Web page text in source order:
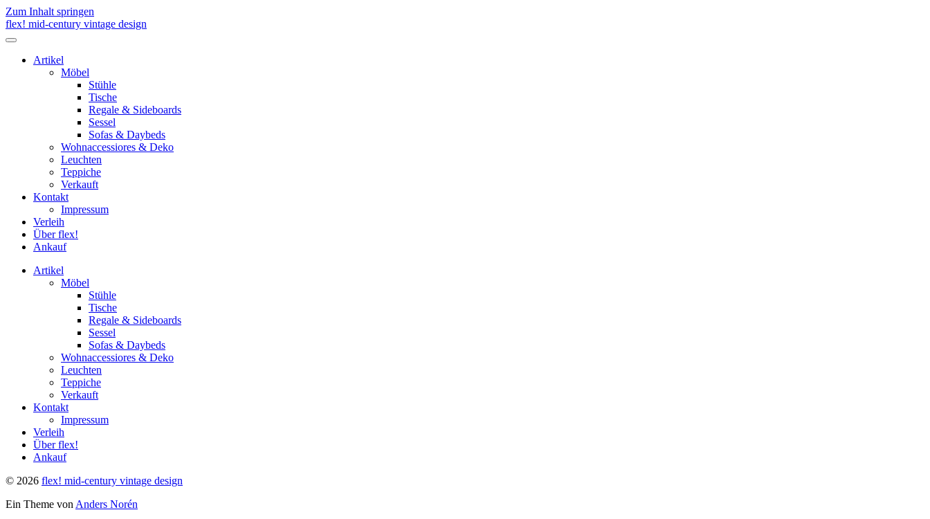
Zum Inhalt springen
flex! mid-century vintage design
Menü
umschalten
Artikel
Möbel
Stühle
Tische
Regale & Sideboards
Sessel
Sofas & Daybeds
Wohnaccessiores & Deko
Leuchten
Teppiche
Verkauft
Kontakt
Impressum
Verleih
Über flex!
Ankauf
Artikel
Möbel
Stühle
Tische
Regale & Sideboards
Sessel
Sofas & Daybeds
Wohnaccessiores & Deko
Leuchten
Teppiche
Verkauft
Kontakt
Impressum
Verleih
Über flex!
Ankauf
© 2026 flex! mid-century vintage design
Ein Theme von Anders Norén